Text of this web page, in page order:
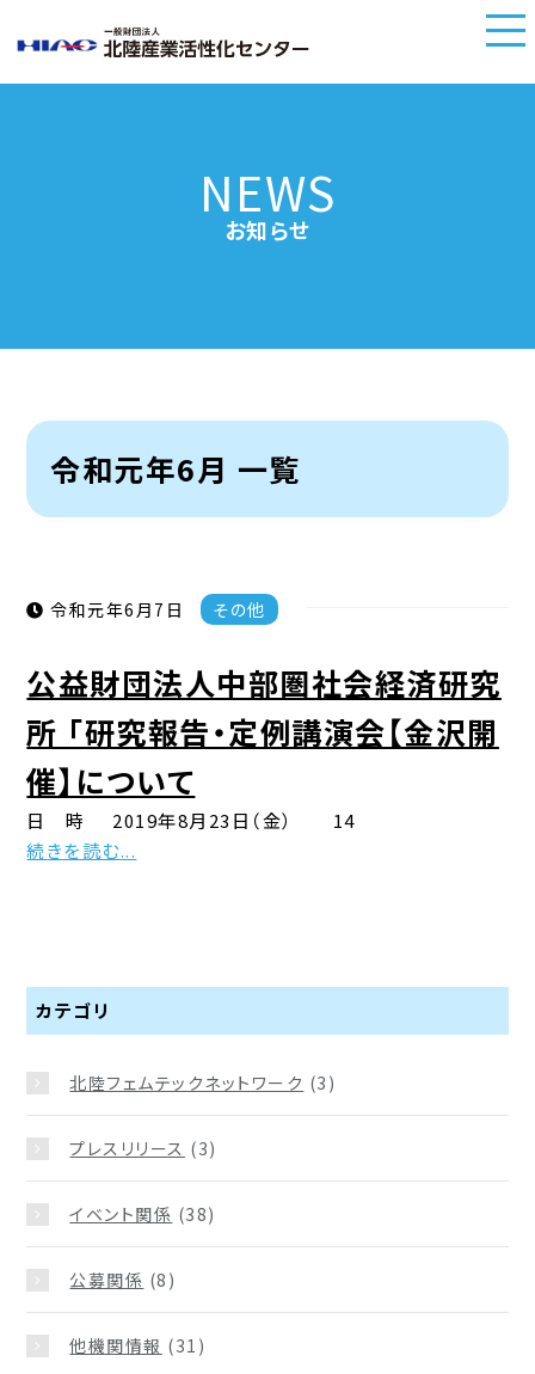
NEWS
お知らせ
令和元年6月 一覧
令和元年6月7日 その他
公益財団法人中部圏社会経済研究
所 「研究報告・定例講演会【金沢開
催】について
日 時 2019年8月23日（金） 14
続きを読む...
カテゴリ
北陸フェムテックネットワーク (3)
プレスリリース (3)
イベント関係 (38)
公募関係 (8)
他機関情報 (31)